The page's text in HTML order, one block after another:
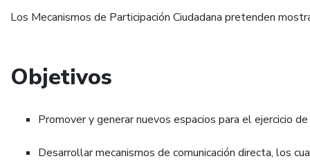
Los Mecanismos de Participación Ciudadana pretenden
Objetivos
Promover y generar nuevos espacios para el ejercicio
Desarrollar mecanismos de comunicación directa, los